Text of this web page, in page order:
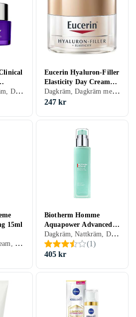
50ml
Dagkräm, Nattkräm, Dagkräm med SPF, Anti age, Dam, Herr, Återfuktande, Motverkar rynkor, Uppstramande, Regenererande, Närande, Halskräm, Normal, Torr, Alla, Mogen
Eucerin Hyaluron-Filler
Elasticity Day Cream
SPF30 50ml
Dagkräm, Dagkräm med SPF, Anti age, Dam, Anti-blemish, Återfuktande, Motverkar rynkor, Alla, Mogen
247 kr
15ml
BB-cream, CC-cream, Dagkräm med SPF, Dam, Anti-blemish, Mjukgörande, Återfuktande, Bronzing, Lyster, Lugnande, Upplysande, Normal, Blandad, Torr, Fet, Alla, Känslig, Mogen
Biotherm Homme
Aquapower Advanced
Gel 100ml
Dagkräm, Nattkräm, Dam, Herr, Anti-blemish, Uppfriskande/Kylande, Återfuktande, Antioxidant, Regenererande, Närande, Oljefri, Normal, Blandad, Torr, Alla, Känslig, Mogen
(1)
405 kr